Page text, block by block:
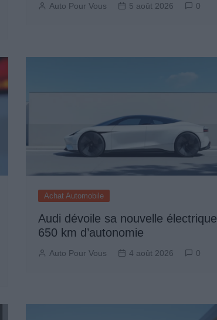
Auto Pour Vous 5 août 2026 0
Achat Automobile
Audi dévoile sa nouvelle électrique
650 km d’autonomie
Auto Pour Vous 4 août 2026 0